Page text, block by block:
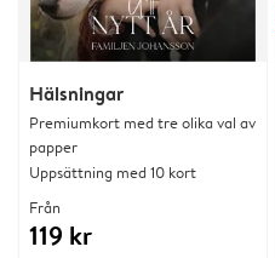
Hälsningar
Premiumkort med tre olika val av
papper
Uppsättning med 10 kort
Från
119 kr